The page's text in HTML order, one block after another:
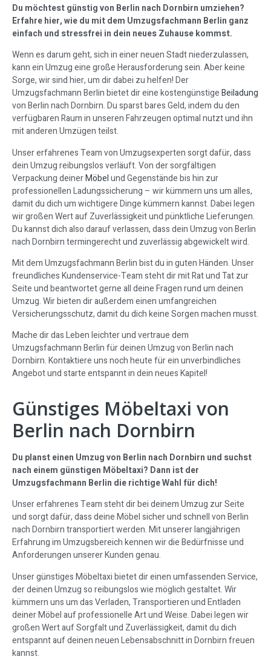
Du möchtest günstig von Berlin nach Dornbirn umziehen?
Erfahre hier, wie du mit dem Umzugsfachmann Berlin ganz
einfach und stressfrei in dein neues Zuhause kommst.
Wenn es darum geht, sich in einer neuen Stadt niederzulassen,
kann ein Umzug eine große Herausforderung sein. Aber keine
Sorge, wir sind hier, um dir dabei zu helfen! Der
Umzugsfachmann Berlin bietet dir eine kostengünstigeBeiladung
von Berlin nach Dornbirn. Du sparst bares Geld, indem du den
verfügbaren Raum in unseren Fahrzeugen optimal nutzt und ihn
mit anderen Umzügen teilst.
Unser erfahrenes Team von Umzugsexperten sorgt dafür, dass
dein Umzug reibungslos verläuft. Von der sorgfältigen
Verpackung deinerMöbelund Gegenstände bis hin zur
professionellen Ladungssicherung – wir kümmern uns um alles,
damit du dich um wichtigere Dinge kümmern kannst. Dabei legen
wir großen Wert auf Zuverlässigkeit und pünktliche Lieferungen.
Du kannst dich also darauf verlassen, dass dein Umzug von Berlin
nach Dornbirn termingerecht und zuverlässig abgewickelt wird.
Mit dem Umzugsfachmann Berlin bist du in guten Händen. Unser
freundliches Kundenservice-Team steht dir mit Rat und Tat zur
Seite und beantwortet gerne all deine Fragen rund um deinen
Umzug. Wir bieten dir außerdem einen umfangreichen
Versicherungsschutz, damit du dich keine Sorgen machen musst.
Mache dir das Leben leichter und vertraue dem
Umzugsfachmann Berlin für deinen Umzug von Berlin nach
Dornbirn. Kontaktiere uns noch heute für ein unverbindliches
Angebot und starte entspannt in dein neues Kapitel!
Günstiges Möbeltaxi von
Berlin nach Dornbirn
Du planst einen Umzug von Berlin nach Dornbirn und suchst
nach einem günstigen Möbeltaxi? Dann ist der
Umzugsfachmann Berlin die richtige Wahl für dich!
Unser erfahrenes Team steht dir bei deinem Umzug zur Seite
und sorgt dafür, dass deine Möbel sicher und schnell von Berlin
nach Dornbirn transportiert werden. Mit unserer langjährigen
Erfahrung im Umzugsbereich kennen wir die Bedürfnisse und
Anforderungen unserer Kunden genau.
Unser günstiges Möbeltaxi bietet dir einen umfassenden Service,
der deinen Umzug so reibungslos wie möglich gestaltet. Wir
kümmern uns um das Verladen, Transportieren und Entladen
deiner Möbel auf professionelle Art und Weise. Dabei legen wir
großen Wert auf Sorgfalt und Zuverlässigkeit, damit du dich
entspannt auf deinen neuen Lebensabschnitt in Dornbirn freuen
kannst.